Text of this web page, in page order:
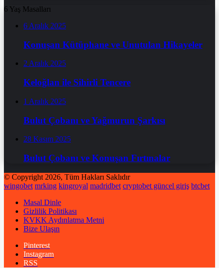
6 Yaş Masalları
6 Aralık 2025
Konuşan Kütüphane ve Unutulan Hikayeler
2 Aralık 2025
Keloğlan ile Sihirli Tencere
1 Aralık 2025
Bulut Çobanı ve Yağmurun Şarkısı
28 Kasım 2025
Bulut Çobanı ve Konuşan Fırtınalar
© Copyright 2026, Tüm Hakları Saklıdır
wingobet mrking kingroyal madridbet cryptobet güncel giriş btcbet
Masal Dinle
Gizlilik Politikası
KVKK Aydınlatma Metni
Bize Ulaşın
Pinterest
Instagram
RSS